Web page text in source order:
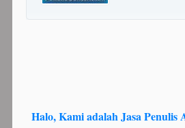
Halo, Kami adalah Jasa